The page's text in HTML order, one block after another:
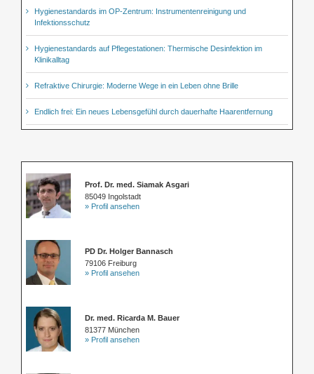
Hygienestandards im OP-Zentrum: Instrumentenreinigung und
Infektionsschutz
Hygienestandards auf Pflegestationen: Thermische Desinfektion im
Klinikalltag
Refraktive Chirurgie: Moderne Wege in ein Leben ohne Brille
Endlich frei: Ein neues Lebensgefühl durch dauerhafte Haarentfernung
Prof. Dr. med. Siamak Asgari
85049 Ingolstadt
» Profil ansehen
PD Dr. Holger Bannasch
79106 Freiburg
» Profil ansehen
Dr. med. Ricarda M. Bauer
81377 München
» Profil ansehen